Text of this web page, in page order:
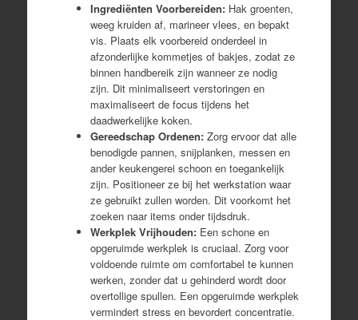
Ingrediënten Voorbereiden:Hak groenten,
weeg kruiden af, marineer vlees, en bepakt
vis. Plaats elk voorbereid onderdeel in
afzonderlijke kommetjes of bakjes, zodat ze
binnen handbereik zijn wanneer ze nodig
zijn. Dit minimaliseert verstoringen en
maximaliseert de focus tijdens het
daadwerkelijke koken.
Gereedschap Ordenen:Zorg ervoor dat alle
benodigde pannen, snijplanken, messen en
ander keukengerei schoon en toegankelijk
zijn. Positioneer ze bij het werkstation waar
ze gebruikt zullen worden. Dit voorkomt het
zoeken naar items onder tijdsdruk.
Werkplek Vrijhouden:Een schone en
opgeruimde werkplek is cruciaal. Zorg voor
voldoende ruimte om comfortabel te kunnen
werken, zonder dat u gehinderd wordt door
overtollige spullen. Een opgeruimde werkplek
vermindert stress en bevordert concentratie.